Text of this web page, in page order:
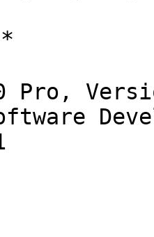
Pro,